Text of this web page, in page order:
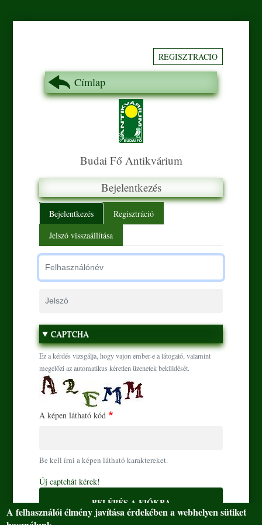
REGISZTRÁCIÓ
Címlap
Budai Fő Antikvárium
Bejelentkezés
Primary tabs
Bejelentkezés
Regisztráció
Jelszó visszaállítása
CAPTCHA
Ez a kérdés vizsgálja, hogy vajon ember-e a látogató, valamint
megelőzi az automatikus kéretlen üzenetek beküldését.
A képen látható kód
Be kell írni a képen látható karaktereket.
Új captchát kérek!
BELÉPÉS A FIÓKBA
A felhasználói élmény javítása érdekében a webhelyen sütiket